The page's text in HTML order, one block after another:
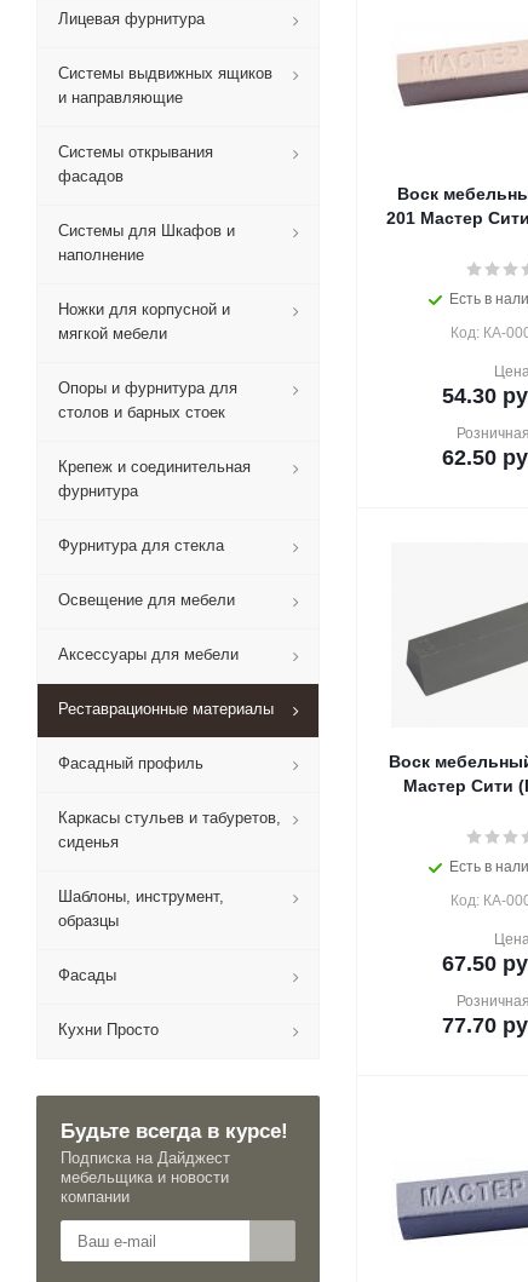
Воск
201 Мастер
Есть в
Код: КА-
54.30
62.50
Воск
Мастер Сити
Есть в
Код: КА-
67.50
77.70
Лицевая фурнитура
Системы выдвижных ящиков
и направляющие
Системы открывания
фасадов
Системы для Шкафов и
наполнение
Ножки для корпусной и
мягкой мебели
Опоры и фурнитура для
столов и барных стоек
Крепеж и соединительная
фурнитура
Фурнитура для стекла
Освещение для мебели
Аксессуары для мебели
Реставрационные материалы
Фасадный профиль
Каркасы стульев и табуретов,
сиденья
Шаблоны, инструмент,
образцы
Фасады
Кухни Просто
Будьте всегда в курсе!
Подписка на Дайджест
мебельщика и новости
компании